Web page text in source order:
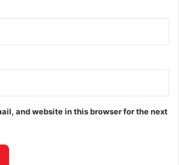
and website in this browser for the next